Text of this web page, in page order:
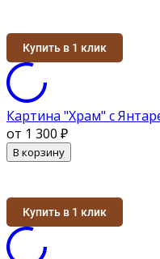
Купить в 1 клик
Картина "Храм" с
от 1 300 ₽
В корзину
Купить в 1 клик